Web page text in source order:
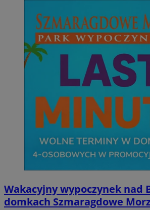
Wakacyjny wypoczynek nad
domkach Szmaragdowe